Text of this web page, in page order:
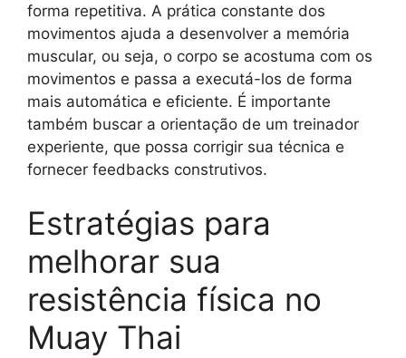
forma repetitiva. A prática constante dos
movimentos ajuda a desenvolver a memória
muscular, ou seja, o corpo se acostuma com os
movimentos e passa a executá-los de forma
mais automática e eficiente. É importante
também buscar a orientação de um treinador
experiente, que possa corrigir sua técnica e
fornecer feedbacks construtivos.
Estratégias para
melhorar sua
resistência física no
Muay Thai